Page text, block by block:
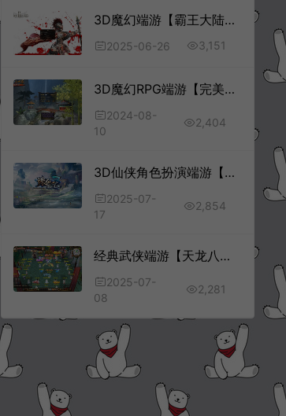
3D魔幻端游【霸王大陆2完整版】6月最新整理Win一键服务端+版本文档+加解密工具+GM工具+PC客户端+详细搭建教程
2025-06-26 3,151
3D魔幻RPG端游【完美国际128公测版】8月最新整理Linux手工服务端+管理后台+网页注册+修改工具+GM指令+GM工具+PC客户端+详细搭建教程
2024-08-
10
2,404
3D仙侠角色扮演端游【诛仙3小凡龙年地宫技改18职业完整版】7月最新整理Linux手工服务端+版本简介+网页注册+GM命令+GM工具+详细搭建教程
2025-07-
17
2,854
经典武侠端游【天龙八部之武意纵横】7月最新整理Linux手工服务端+GM工具+PC客户端+详细搭建教程
2025-07-
08
2,281